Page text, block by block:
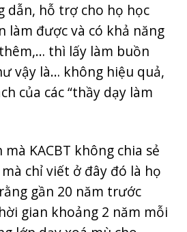
dẫn, hỗ trợ cho họ học
làm được và có khả năng
thì lấy làm buồn
vậy là… không hiệu quả,
của các “thầy dạy làm
KACBT không chia sẻ
chỉ viết ở đây đó là họ
gần 20 năm trước
gian khoảng 2 năm mỗi